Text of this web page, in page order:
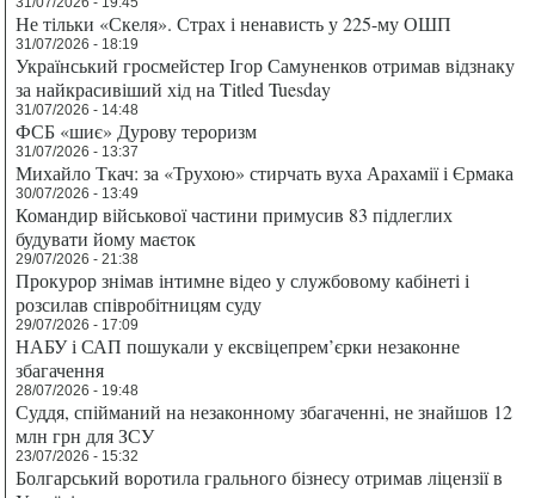
Не тільки «Скеля». Страх і ненависть у 225-му ОШП
31/07/2026 - 18:19
Український гросмейстер Ігор Самуненков отримав відзнаку
за найкрасивіший хід на Titled Tuesday
31/07/2026 - 14:48
ФСБ «шиє» Дурову тероризм
31/07/2026 - 13:37
Михайло Ткач: за «Трухою» стирчать вуха Арахамії і Єрмака
30/07/2026 - 13:49
Командир військової частини примусив 83 підлеглих
будувати йому маєток
29/07/2026 - 21:38
Прокурор знімав інтимне відео у службовому кабінеті і
розсилав співробітницям суду
29/07/2026 - 17:09
НАБУ і САП пошукали у ексвіцепрем’єрки незаконне
збагачення
28/07/2026 - 19:48
Суддя, спійманий на незаконному збагаченні, не знайшов 12
млн грн для ЗСУ
23/07/2026 - 15:32
Болгарський воротила грального бізнесу отримав ліцензії в